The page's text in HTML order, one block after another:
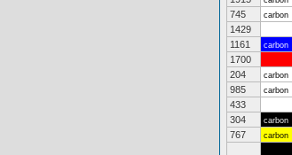
745
carbon
1429
1161
carbon
1700
204
carbon
985
carbon
433
304
carbon
767
carbon